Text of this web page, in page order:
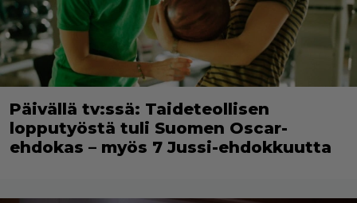
Päivällä tv:ssä: Taideteollisen
lopputyöstä tuli Suomen Oscar-
ehdokas – myös 7 Jussi-ehdokkuutta